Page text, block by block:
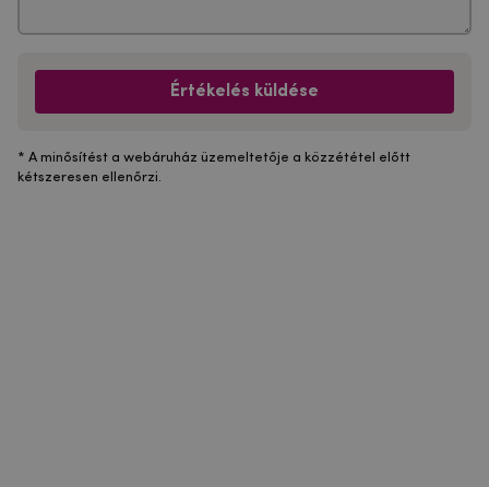
Értékelés küldése
* A minősítést a webáruház üzemeltetője a közzététel előtt
kétszeresen ellenőrzi.